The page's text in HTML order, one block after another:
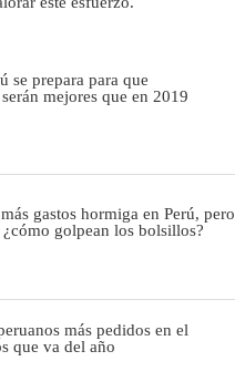
se prepara para que
mejores que en 2019
gastos hormiga en Perú, pero
golpean los bolsillos?
más pedidos en el
que va del año